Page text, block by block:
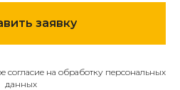
заявку
согласие на обработку персональных
данных